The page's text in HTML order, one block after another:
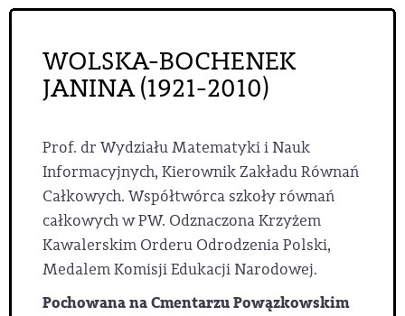
WOLSKA-BOCHENEK
JANINA (1921-2010)
Prof. dr Wydziału Matematyki i Nauk
Informacyjnych, Kierownik Zakładu Równań
Całkowych. Współtwórca szkoły równań
całkowych w PW. Odznaczona Krzyżem
Kawalerskim Orderu Odrodzenia Polski,
Medalem Komisji Edukacji Narodowej.
Pochowana na Cmentarzu Powązkowskim